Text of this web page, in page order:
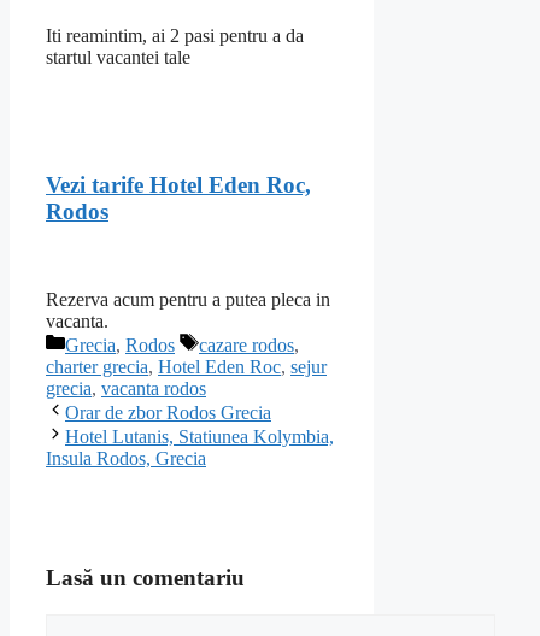
Iti reamintim, ai 2 pasi pentru a da
startul vacantei tale
Vezi tarife Hotel Eden Roc,
Rodos
Rezerva acum pentru a putea pleca in
vacanta.
Categorii
Grecia, Rodos Etichete
cazare rodos,
charter grecia, Hotel Eden Roc, sejur
grecia, vacanta rodos
Orar de zbor Rodos Grecia
Hotel Lutanis, Statiunea Kolymbia,
Insula Rodos, Grecia
Lasă un comentariu